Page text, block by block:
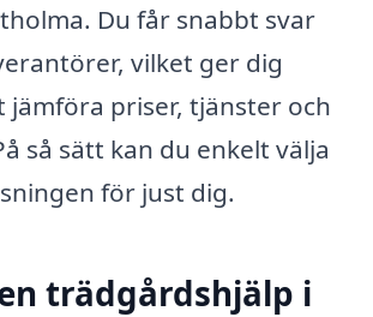
Du får snabbt svar
vilket ger dig
jämföra priser, tjänster och
så sätt kan du enkelt välja
för just dig.
trädgårdshjälp i